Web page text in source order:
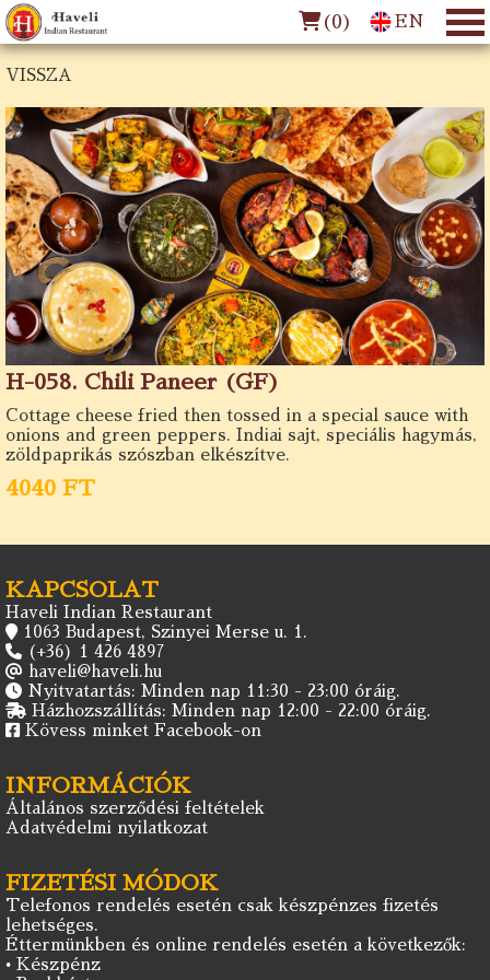
(0) EN
VISSZA
H-058. Chili Paneer (GF)
Cottage cheese fried then tossed in a special sauce with
onions and green peppers. Indiai sajt, speciális hagymás,
zöldpaprikás szószban elkészítve.
4040 FT
KAPCSOLAT
Haveli Indian Restaurant
1063 Budapest, Szinyei Merse u. 1.
(+36) 1 426 4897
haveli@haveli.hu
Nyitvatartás: Minden nap 11:30 - 23:00 óráig.
Házhozszállítás: Minden nap 12:00 - 22:00 óráig.
Kövess minket Facebook-on
INFORMÁCIÓK
Általános szerződési feltételek
Adatvédelmi nyilatkozat
FIZETÉSI MÓDOK
Telefonos rendelés esetén csak készpénzes fizetés
lehetséges.
Éttermünkben és online rendelés esetén a következők:
• Készpénz